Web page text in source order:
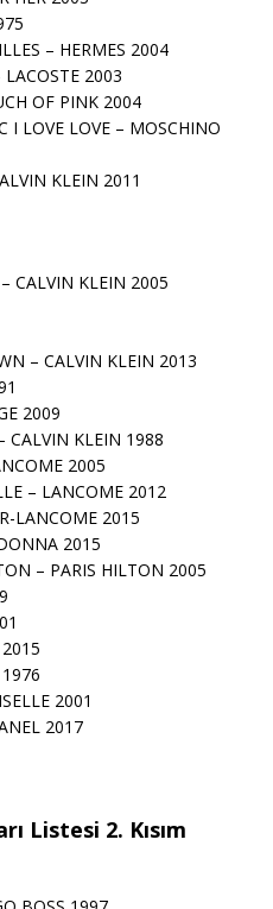
– HERMES 2004
2003
OF PINK 2004
I LOVE LOVE – MOSCHINO
KLEIN 2011
CALVIN KLEIN 2005
– CALVIN KLEIN 2013
2009
CALVIN KLEIN 1988
2005
– LANCOME 2012
LANCOME 2015
2015
– PARIS HILTON 2005
2001
2017
Listesi 2. Kısım